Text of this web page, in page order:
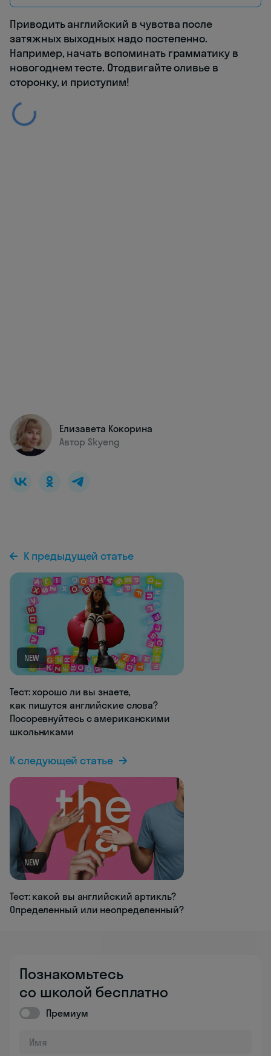
Приводить английский в чувства после
затяжных выходных надо постепенно.
Например, начать вспоминать грамматику в
новогоднем тесте. Отодвигайте оливье в
сторонку, и приступим!
Елизавета Кокорина
Автор Skyeng
К предыдущей статье
NEW
Тест: хорошо ли вы знаете,
как пишутся английские слова?
Посоревнуйтесь с американскими
школьниками
К следующей статье
NEW
Тест: какой вы английский артикль?
Определенный или неопределенный?
Познакомьтесь
со школой бесплатно
Премиум